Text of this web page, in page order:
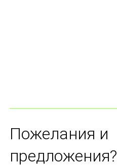
Пожелания и
предложения?